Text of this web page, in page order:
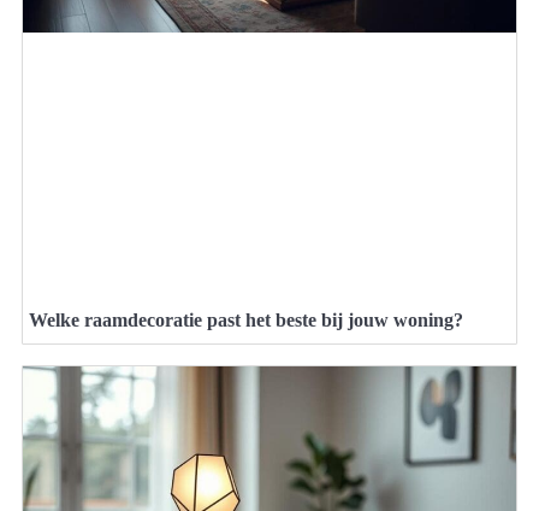
Welke raamdecoratie past het beste bij jouw woning?